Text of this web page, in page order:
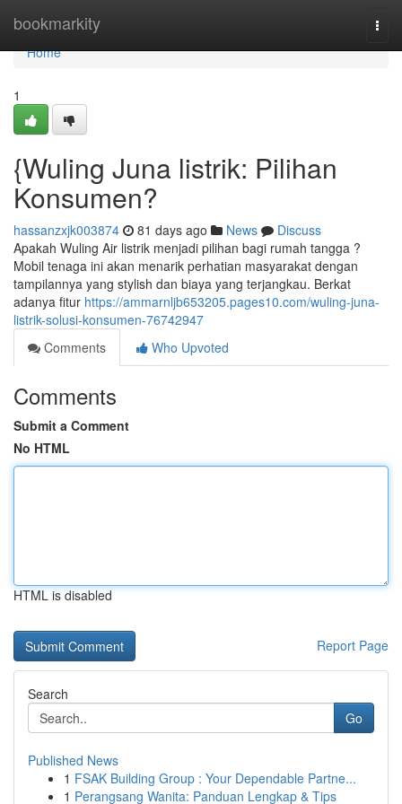
bookmarkity
Home
Home
1
{Wuling Juna listrik: Pilihan
Konsumen?
hassanzxjk003874 81 days ago News
Discuss
Apakah Wuling Air listrik menjadi pilihan bagi rumah tangga ?
Mobil tenaga ini akan menarik perhatian masyarakat dengan
tampilannya yang stylish dan biaya yang terjangkau. Berkat
adanya fitur https://ammarnljb653205.pages10.com/wuling-juna-
listrik-solusi-konsumen-76742947
Comments
Who Upvoted
Comments
Submit a Comment
No HTML
HTML is disabled
Report Page
Search
Go
Published News
1 FSAK Building Group : Your Dependable Partne...
1 Perangsang Wanita: Panduan Lengkap & Tips